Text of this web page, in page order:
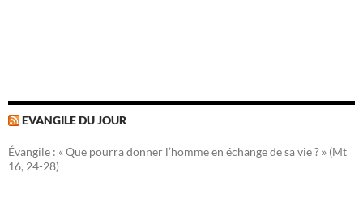
EVANGILE DU JOUR
Évangile : « Que pourra donner l’homme en échange de sa vie ? » (Mt
16, 24-28)